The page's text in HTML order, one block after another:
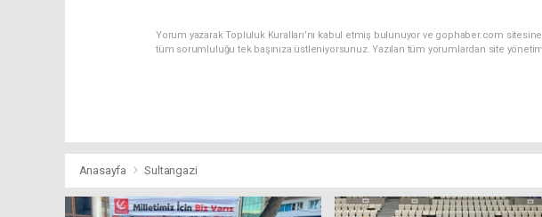
Yorum yazarak Topluluk Kuralları’nı kabul etmiş bulunuyor ve gophaber.com
tüm sorumluluğu tek başınıza üstleniyorsunuz. Yazılan tüm yorumlardan site
Anasayfa Sultangazi